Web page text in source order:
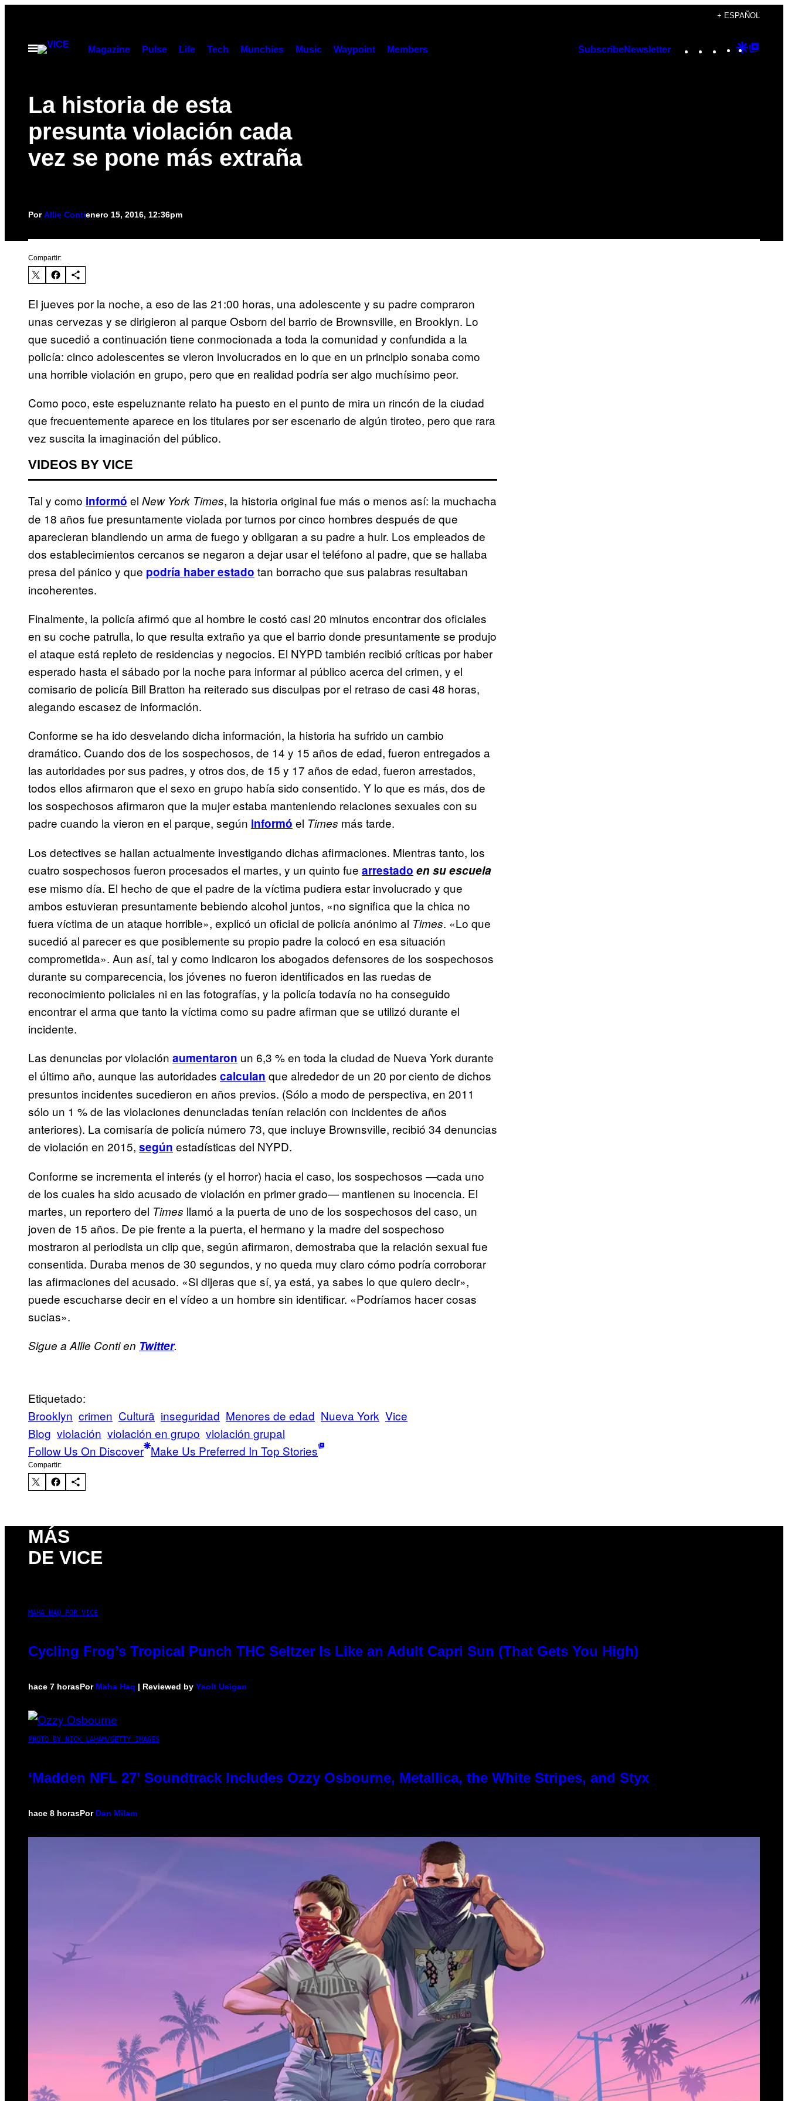
contenido
+ ESPAÑOL
Abrir
Magazine Pulse Life Tech Munchies Music Waypoint Members SubscribeNewsletter Instagram
TikTok
YouTube
Google
La historia de esta
presunta violación cada
vez se pone más extraña
PorAllie Contienero 15, 2016, 12:36pm
Compartir:
El jueves por la noche, a eso de las 21:00 horas, una adolescente y su padre compraron
unas cervezas y se dirigieron al parque Osborn del barrio de Brownsville, en Brooklyn. Lo
que sucedió a continuación tiene conmocionada a toda la comunidad y confundida a la
policía: cinco adolescentes se vieron involucrados en lo que en un principio sonaba como
una horrible violación en grupo, pero que en realidad podría ser algo muchísimo peor.
Como poco, este espeluznante relato ha puesto en el punto de mira un rincón de la ciudad
que frecuentemente aparece en los titulares por ser escenario de algún tiroteo, pero que rara
vez suscita la imaginación del público.
VIDEOS BY VICE
Tal y como informó el New York Times, la historia original fue más o menos así: la muchacha
de 18 años fue presuntamente violada por turnos por cinco hombres después de que
aparecieran blandiendo un arma de fuego y obligaran a su padre a huir. Los empleados de
dos establecimientos cercanos se negaron a dejar usar el teléfono al padre, que se hallaba
presa del pánico y que podría haber estado tan borracho que sus palabras resultaban
incoherentes.
Finalmente, la policía afirmó que al hombre le costó casi 20 minutos encontrar dos oficiales
en su coche patrulla, lo que resulta extraño ya que el barrio donde presuntamente se produjo
el ataque está repleto de residencias y negocios. El NYPD también recibió críticas por haber
esperado hasta el sábado por la noche para informar al público acerca del crimen, y el
comisario de policía Bill Bratton ha reiterado sus disculpas por el retraso de casi 48 horas,
alegando escasez de información.
Conforme se ha ido desvelando dicha información, la historia ha sufrido un cambio
dramático. Cuando dos de los sospechosos, de 14 y 15 años de edad, fueron entregados a
las autoridades por sus padres, y otros dos, de 15 y 17 años de edad, fueron arrestados,
todos ellos afirmaron que el sexo en grupo había sido consentido. Y lo que es más, dos de
los sospechosos afirmaron que la mujer estaba manteniendo relaciones sexuales con su
padre cuando la vieron en el parque, según informó el Times más tarde.
Los detectives se hallan actualmente investigando dichas afirmaciones. Mientras tanto, los
cuatro sospechosos fueron procesados el martes, y un quinto fue arrestado en su escuela
ese mismo día. El hecho de que el padre de la víctima pudiera estar involucrado y que
ambos estuvieran presuntamente bebiendo alcohol juntos, «no significa que la chica no
fuera víctima de un ataque horrible», explicó un oficial de policía anónimo al Times. «Lo que
sucedió al parecer es que posiblemente su propio padre la colocó en esa situación
comprometida». Aun así, tal y como indicaron los abogados defensores de los sospechosos
durante su comparecencia, los jóvenes no fueron identificados en las ruedas de
reconocimiento policiales ni en las fotografías, y la policía todavía no ha conseguido
encontrar el arma que tanto la víctima como su padre afirman que se utilizó durante el
incidente.
Las denuncias por violación aumentaron un 6,3 % en toda la ciudad de Nueva York durante
el último año, aunque las autoridades calculan que alrededor de un 20 por ciento de dichos
presuntos incidentes sucedieron en años previos. (Sólo a modo de perspectiva, en 2011
sólo un 1 % de las violaciones denunciadas tenían relación con incidentes de años
anteriores). La comisaría de policía número 73, que incluye Brownsville, recibió 34 denuncias
de violación en 2015, según estadísticas del NYPD.
Conforme se incrementa el interés (y el horror) hacia el caso, los sospechosos —cada uno
de los cuales ha sido acusado de violación en primer grado— mantienen su inocencia. El
martes, un reportero del Times llamó a la puerta de uno de los sospechosos del caso, un
joven de 15 años. De pie frente a la puerta, el hermano y la madre del sospechoso
mostraron al periodista un clip que, según afirmaron, demostraba que la relación sexual fue
consentida. Duraba menos de 30 segundos, y no queda muy claro cómo podría corroborar
las afirmaciones del acusado. «Si dijeras que sí, ya está, ya sabes lo que quiero decir»,
puede escucharse decir en el vídeo a un hombre sin identificar. «Podríamos hacer cosas
sucias».
Sigue a Allie Conti en Twitter.
Etiquetado:
Brooklyn crimen Cultură inseguridad Menores de edad Nueva York Vice
Blog violación violación en grupo violación grupal
Follow Us On Discover Make Us Preferred In Top Stories
Compartir:
MÁS
DE VICE
MAHA HAQ FOR VICE
Cycling Frog’s Tropical Punch THC Seltzer Is Like an Adult Capri Sun (That Gets You High)
hace 7 horasPor Maha Haq | Reviewed by Ysolt Usigan
PHOTO BY NICK LAHAM/GETTY IMAGES
‘Madden NFL 27’ Soundtrack Includes Ozzy Osbourne, Metallica, the White Stripes, and Styx
hace 8 horasPor Dan Milam